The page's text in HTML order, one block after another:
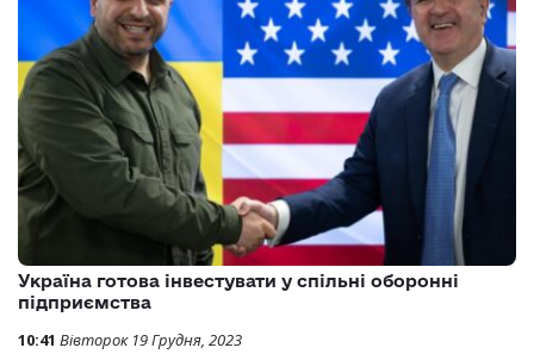
Україна готова інвестувати у спільні оборонні
підприємства
10:41 Вівторок 19 Грудня, 2023